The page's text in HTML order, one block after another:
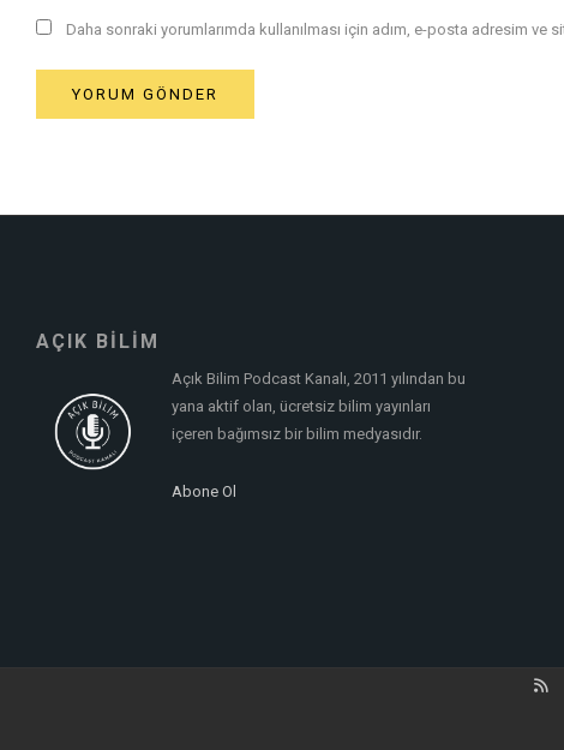
Daha sonraki yorumlarımda kullanılması için adım, e-posta adresim ve
AÇIK BİLİM
Açık Bilim Podcast Kanalı, 2011 yılından bu
yana aktif olan, ücretsiz bilim yayınları
içeren bağımsız bir bilim medyasıdır.
Abone Ol